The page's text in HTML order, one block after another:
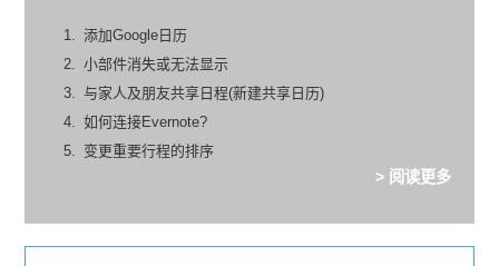
添加Google日历
小部件消失或无法显示
与家人及朋友共享日程(新建共享日历)
如何连接Evernote?
变更重要行程的排序
> 阅读更多